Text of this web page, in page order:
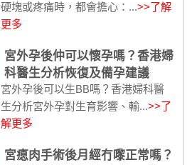
硬塊或疼痛時，都會擔心：...>>了解
更多
宮外孕後仲可以懷孕嗎？香港婦
科醫生分析恢復及備孕建議
宮外孕後可以生BB嗎？香港婦科醫
生分析宮外孕對生育影響、輸...>>了
解更多
宮瘜肉手術後月經冇嚟正常嗎？